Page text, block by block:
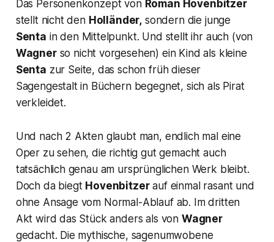
Das Personenkonzept von Roman Hovenbitzer
stellt nicht den Holländer, sondern die junge
Senta in den Mittelpunkt. Und stellt ihr auch (von
Wagner so nicht vorgesehen) ein Kind als kleine
Senta zur Seite, das schon früh dieser
Sagengestalt in Büchern begegnet, sich als Pirat
verkleidet.
Und nach 2 Akten glaubt man, endlich mal eine
Oper zu sehen, die richtig gut gemacht auch
tatsächlich genau am ursprünglichen Werk bleibt.
Doch da biegt Hovenbitzerauf einmal rasant und
ohne Ansage vom Normal-Ablauf ab. Im dritten
Akt wird das Stück anders als von Wagner
gedacht. Die mythische, sagenumwobene